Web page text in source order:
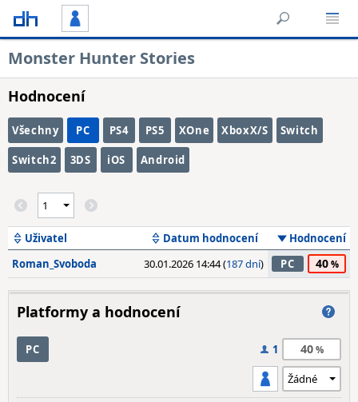
Monster Hunter Stories
Hodnocení
Všechny PC PS4 PS5 XOne XboxX/S Switch
Switch2 3DS iOS Android
Uživatel Datum hodnocení
Hodnocení
Roman_Svoboda
30.01.2026 14:44 (187 dní) PC 40
Platformy a hodnocení
PC 1 40